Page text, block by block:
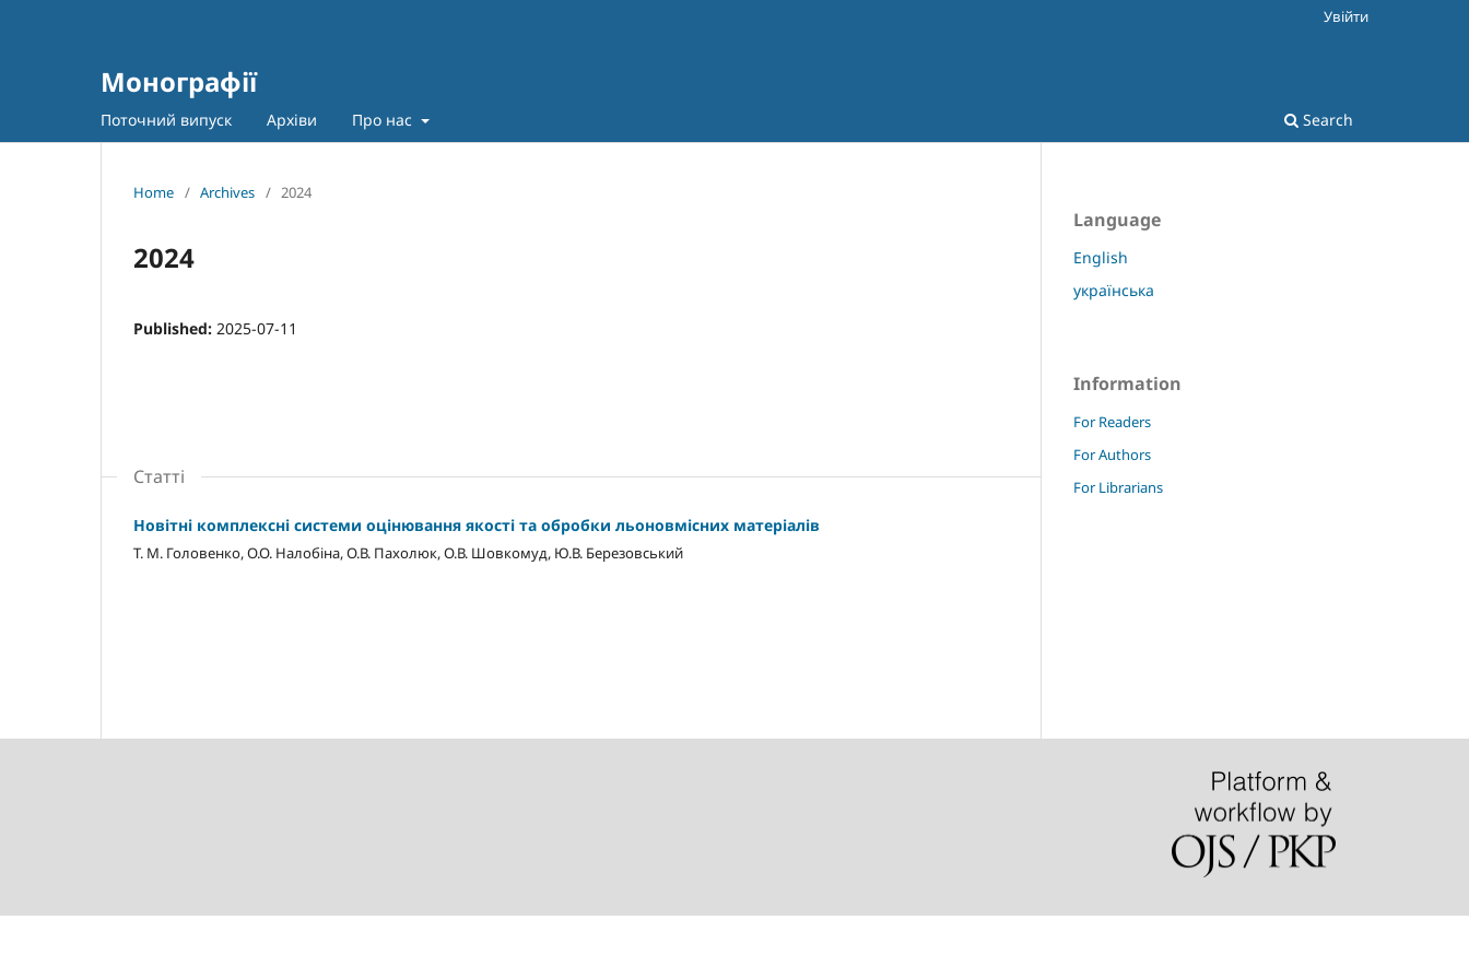
Монографії
Поточний випуск Архіви Про нас Search
Увійти
Home / Archives / 2024
2024
Published: 2025-07-11
Статті
Новітні комплексні системи оцінювання якості та обробки льоновмісних матеріалів
Т. М. Головенко, О.О. Налобіна, О.В. Пахолюк, О.В. Шовкомуд, Ю.В. Березовський
Language
English
українська
Information
For Readers
For Authors
For Librarians